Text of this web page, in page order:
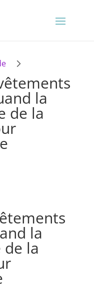
5
la
de la
la
de la